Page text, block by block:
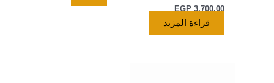
EGP3.700,00
قراءة المزيد